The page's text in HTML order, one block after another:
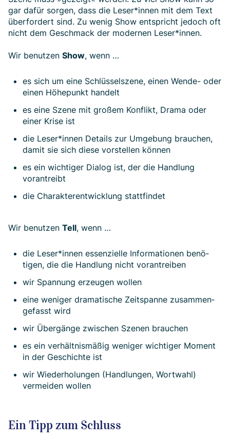
gar dafür sor­gen, dass die Leser*­innen mit dem Text
über­fordert sind. Zu wenig Show ent­spricht je­doch oft
nicht dem Ge­schmack der moder­nen Leser*­innen.
Wir benutzen Show, wenn …
es sich um eine Schlüssel­szene, einen Wende- oder
einen Höhe­punkt handelt
es eine Szene mit großem Kon­flikt, Drama oder
einer Krise ist
die Leser*innen Details zur Um­ge­bung brau­chen,
damit sie sich diese vor­stellen können
es ein wichtiger Dialog ist, der die Handlung
vorantreibt
die Charakterentwicklung stattfindet
Wir benutzen Tell, wenn …
die Leser*innen essenzielle Informationen benö­
tigen, die die Hand­lung nicht voran­treiben
wir Spannung erzeugen wollen
eine weni­ger drama­tische Zeit­spanne zusammen­
ge­fasst wird
wir Übergänge zwischen Szenen brauchen
es ein verhältnismäßig weniger wich­tiger Mo­ment
in der Ge­schichte ist
wir Wiederholungen (Handlungen, Wortwahl)
vermeiden wollen
Ein Tipp zum Schluss